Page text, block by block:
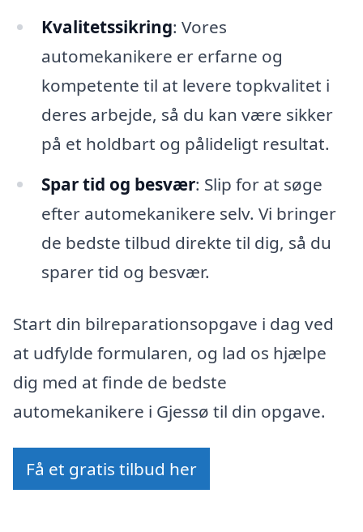
Kvalitetssikring: Vores
automekanikere er erfarne og
kompetente til at levere topkvalitet i
deres arbejde, så du kan være sikker
på et holdbart og pålideligt resultat.
Spar tid og besvær: Slip for at søge
efter automekanikere selv. Vi bringer
de bedste tilbud direkte til dig, så du
sparer tid og besvær.
Start din bilreparationsopgave i dag ved
at udfylde formularen, og lad os hjælpe
dig med at finde de bedste
automekanikere i Gjessø til din opgave.
Få et gratis tilbud her